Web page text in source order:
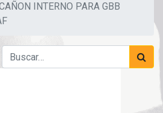
INTERNO PARA GBB